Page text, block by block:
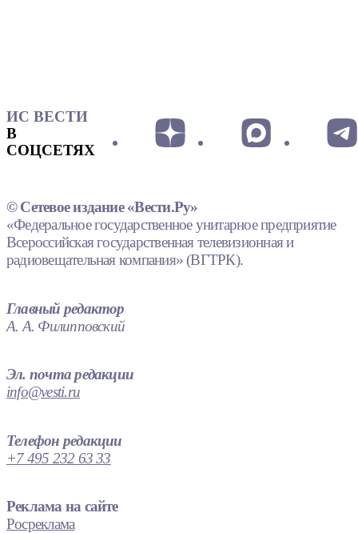
ИС ВЕСТИ
В
СОЦСЕТЯХ
© Сетевое издание «Вести.Ру»
«Федеральное государственное унитарное предприятие
Всероссийская государственная телевизионная и
радиовещательная компания» (ВГТРК).
Главный редактор
А. А. Филипповский
Эл. почта редакции
info@vesti.ru
Телефон редакции
+7 495 232 63 33
Реклама на сайте
Росреклама